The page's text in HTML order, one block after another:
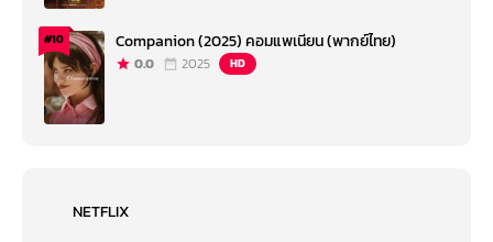
#10 Companion (2025) คอมแพเนียน (พากย์ไทย)
0.0 2025 HD
NETFLIX